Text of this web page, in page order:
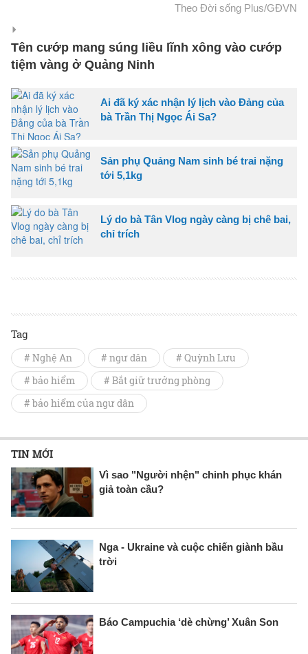
Theo Đời sống Plus/GĐVN
Tên cướp mang súng liều lĩnh xông vào cướp
tiệm vàng ở Quảng Ninh
Ai đã ký xác nhận lý lịch vào Đảng của
bà Trần Thị Ngọc Ái Sa?
Sản phụ Quảng Nam sinh bé trai nặng
tới 5,1kg
Lý do bà Tân Vlog ngày càng bị chê bai,
chỉ trích
Tag
# Nghệ An # ngư dân
# Quỳnh Lưu
# bảo hiểm
# Bắt giữ trưởng phòng
# bảo hiểm của ngư dân
TIN MỚI
Vì sao "Người nhện" chinh phục khán
giả toàn cầu?
Nga - Ukraine và cuộc chiến giành bầu
trời
Báo Campuchia ‘dè chừng’ Xuân Son